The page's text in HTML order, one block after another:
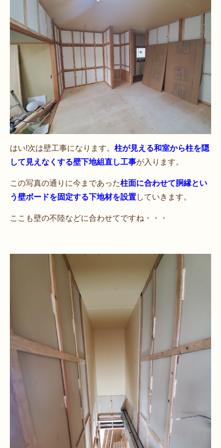
はい!次は壁工事になります。 柱が見える和室から柱を隠
して見えなくする壁下地組直し工事が入ります。
この写真の通りに今まであった柱面に合わせて胴縁とい
う壁ボードを固定する下地材を設置していきます。
ここも壁の不陸などに合わせてですね・・・